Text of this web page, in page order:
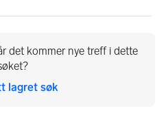
det kommer nye treff i dette
lagret søk